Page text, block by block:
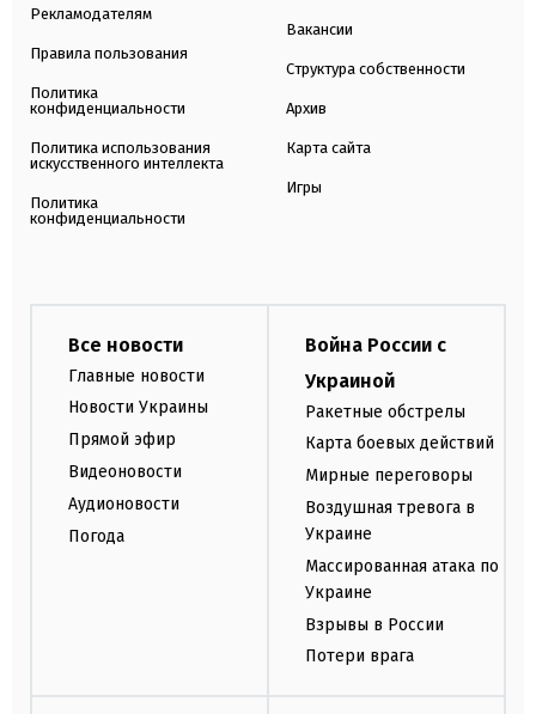
Рекламодателям
Правила пользования
Политика
конфиденциальности
Политика использования
искусственного интеллекта
Политика
конфиденциальности
Вакансии
Структура собственности
Архив
Карта сайта
Игры
Все новости
Главные новости
Новости Украины
Прямой эфир
Видеоновости
Аудионовости
Погода
Война России с
Украиной
Ракетные обстрелы
Карта боевых действий
Мирные переговоры
Воздушная тревога в
Украине
Массированная атака по
Украине
Взрывы в России
Потери врага